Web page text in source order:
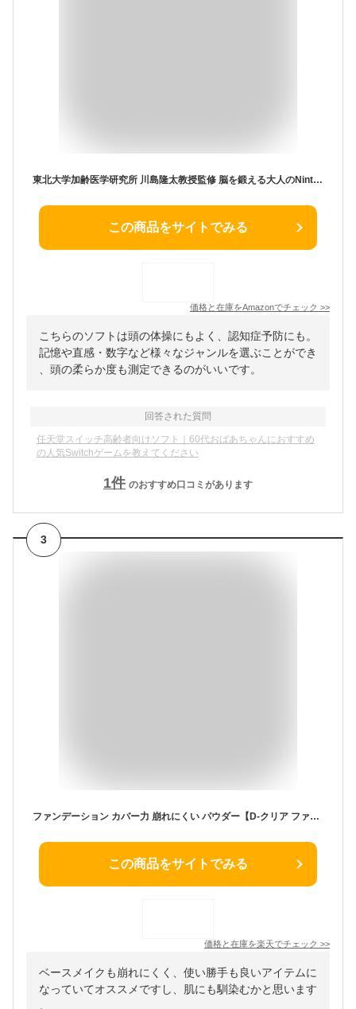
東北大学加齢医学研究所 川島隆太教授監修 脳を鍛える大人のNintendo Switchトレーニング|オンラインコード版 + やわらかあたま塾 いっしょにあたまのストレッチ|オンラインコード版
この商品をサイトでみる
価格と在庫をAmazonでチェック >>
こちらのソフトは頭の体操にもよく、認知症予防にも。
記憶や直感・数字など様々なジャンルを選ぶことができ
、頭の柔らか度も測定できるのがいいです。
回答された質問
任天堂スイッチ高齢者向けソフト｜60代おばあちゃんにおすすめ
の人気Switchゲームを教えてください
1件 のおすすめ口コミがあります
3
ファンデーション カバー力 崩れにくい パウダー【D-クリア ファンデーション 12g】 毛穴レス 陶器肌 フィルター肌 敏感肌 混合肌 インナードライ 韓国コスメ ミネラル 60代 プレゼント プチプラ d-ray
この商品をサイトでみる
価格と在庫を楽天でチェック >>
ベースメイクも崩れにくく、使い勝手も良いアイテムに
なっていてオススメですし、肌にも馴染むかと思います
。